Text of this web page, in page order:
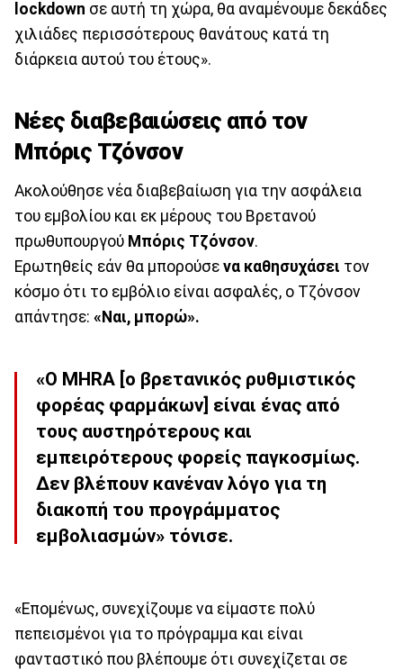
lockdown σε αυτή τη χώρα, θα αναμένουμε δεκάδες
χιλιάδες περισσότερους θανάτους κατά τη
διάρκεια αυτού του έτους».
Νέες διαβεβαιώσεις από τον
Μπόρις Τζόνσον
Ακολούθησε νέα διαβεβαίωση για την ασφάλεια
του εμβολίου και εκ μέρους του Βρετανού
πρωθυπουργού Μπόρις Τζόνσον.
Ερωτηθείς εάν θα μπορούσε να καθησυχάσει τον
κόσμο ότι το εμβόλιο είναι ασφαλές, ο Τζόνσον
απάντησε: «Ναι, μπορώ».
«Ο MHRA [ο βρετανικός ρυθμιστικός
φορέας φαρμάκων] είναι ένας από
τους αυστηρότερους και
εμπειρότερους φορείς παγκοσμίως.
Δεν βλέπουν κανέναν λόγο για τη
διακοπή του προγράμματος
εμβολιασμών» τόνισε.
«Επομένως, συνεχίζουμε να είμαστε πολύ
πεπεισμένοι για το πρόγραμμα και είναι
φανταστικό που βλέπουμε ότι συνεχίζεται σε